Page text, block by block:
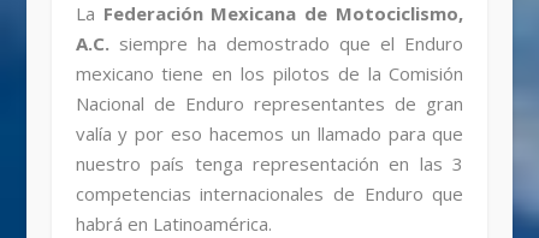
La Federación Mexicana de Motociclismo,
A.C. siempre ha demostrado que el Enduro
mexicano tiene en los pilotos de la Comisión
Nacional de Enduro representantes de gran
valía y por eso hacemos un llamado para que
nuestro país tenga representación en las 3
competencias internacionales de Enduro que
habrá en Latinoamérica.